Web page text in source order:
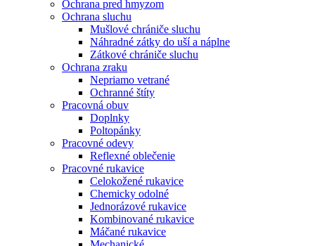
Ochrana pred hmyzom
Ochrana sluchu
Mušlové chrániče sluchu
Náhradné zátky do uší a náplne
Zátkové chrániče sluchu
Ochrana zraku
Nepriamo vetrané
Ochranné štíty
Pracovná obuv
Doplnky
Poltopánky
Pracovné odevy
Reflexné oblečenie
Pracovné rukavice
Celokožené rukavice
Chemicky odolné
Jednorázové rukavice
Kombinované rukavice
Máčané rukavice